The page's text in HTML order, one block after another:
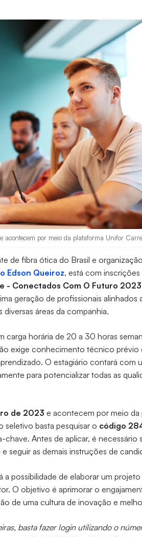
por meio da plataforma Unifor
de fibra ótica do Brasil e
Edson Queiroz, está com inscrições
- Conectados Com O Futuro 2023
geração de profissionais alinhados
áreas da companhia.
carga horária de 20 a 30 horas
exige conhecimento técnico prévio
O estagiário contará com
para potencializar todas as
de 2023 e acontecem por meio da
seletivo basta pesquisar o código
Antes de aplicar, é necessário
seguir as demais instruções de
possibilidade de elaborar um projeto
O objetivo é aprimorar o
de uma cultura de inovação e
basta fazer login utilizando o